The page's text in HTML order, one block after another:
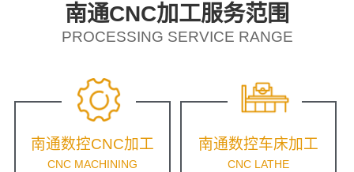
南通CNC加工服务范围
PROCESSING SERVICE RANGE
南通数控CNC加工
CNC MACHINING
南通数控车床加工
CNC LATHE